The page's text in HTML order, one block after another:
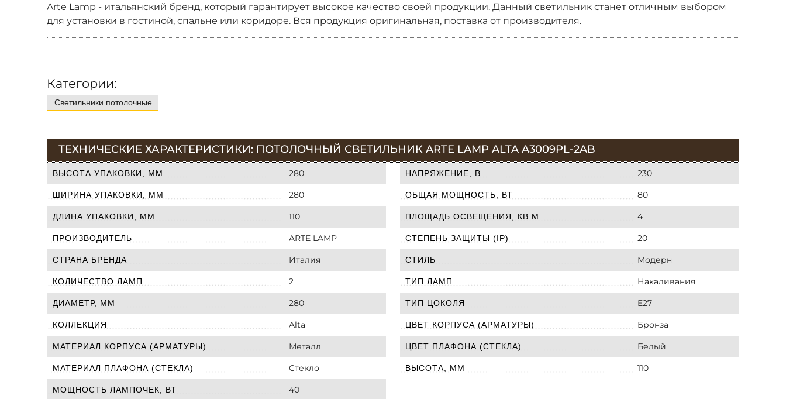
Arte Lamp - итальянский бренд, который гарантирует высокое качество своей продукции. Данный светильник станет отличным выбором
для установки в гостиной, спальне или коридоре. Вся продукция оригинальная, поставка от производителя.
Категории:
Светильники потолочные
ТЕХНИЧЕСКИЕ ХАРАКТЕРИСТИКИ: ПОТОЛОЧНЫЙ СВЕТИЛЬНИК ARTE LAMP ALTA A3009PL-2AB
ВЫСОТА УПАКОВКИ, ММ 280
ШИРИНА УПАКОВКИ, ММ 280
ДЛИНА УПАКОВКИ, ММ 110
ПРОИЗВОДИТЕЛЬ ARTE LAMP
СТРАНА БРЕНДА Италия
КОЛИЧЕСТВО ЛАМП 2
ДИАМЕТР, ММ 280
КОЛЛЕКЦИЯ Alta
МАТЕРИАЛ КОРПУСА (АРМАТУРЫ) Металл
МАТЕРИАЛ ПЛАФОНА (СТЕКЛА) Стекло
МОЩНОСТЬ ЛАМПОЧЕК, ВТ 40
НАПРЯЖЕНИЕ, В 230
ОБЩАЯ МОЩНОСТЬ, ВТ 80
ПЛОЩАДЬ ОСВЕЩЕНИЯ, КВ.М 4
СТЕПЕНЬ ЗАЩИТЫ (IP) 20
СТИЛЬ Модерн
ТИП ЛАМП Накаливания
ТИП ЦОКОЛЯ E27
ЦВЕТ КОРПУСА (АРМАТУРЫ) Бронза
ЦВЕТ ПЛАФОНА (СТЕКЛА) Белый
ВЫСОТА, ММ 110